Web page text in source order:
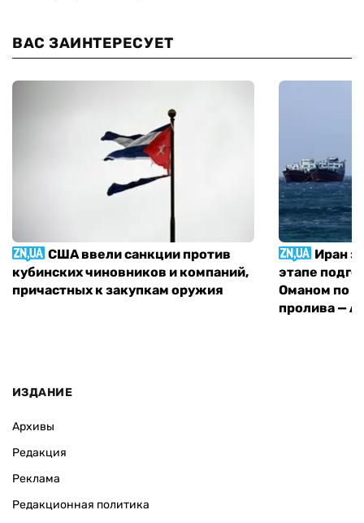
ВАС ЗАИНТЕРЕСУЕТ
США ввели санкции против
кубинских чиновников и компаний,
причастных к закупкам оружия
Иран
этапе
Оманом по
пролива —
ИЗДАНИЕ
Архивы
Редакция
Реклама
Редакционная политика